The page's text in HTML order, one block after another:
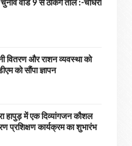
वार्ड 9 से ठोकेंगे ताल :-चौधरी
वितरण और राशन व्यवस्था को
को सौंपा ज्ञापन
हापुड़ में एक दिव्यांगजन कौशल
प्रशिक्षण कार्यक्रम का शुभारंभ